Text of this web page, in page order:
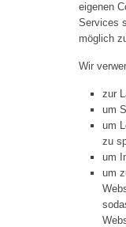
eigenen
Services
möglich
Wir
zur
um
um
zu
um
um